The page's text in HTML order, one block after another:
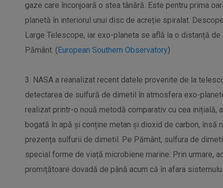
gaze care înconjoară o stea tânără. Este pentru prima
planetă în interiorul unui disc de acreție spiralat.
Large Telescope, iar exo-planeta se află la o distanță
Pământ. (European Southern Observatory)
3. NASA a reanalizat recent datele provenite de la
detectarea de sulfură de dimetil în atmosfera exo-
realizat printr-o nouă metodă comparativ cu cea
bogată în apă și conține metan și dioxid de carbon, însă
prezența sulfurii de dimetil. Pe Pământ, sulfura de
special forme de viață microbiene marine. Prin urmare,
promițătoare dovadă de până acum că în afara